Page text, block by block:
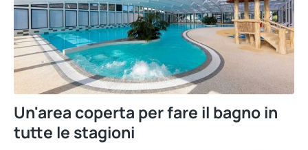
Un'area coperta per fare il bagno in
tutte le stagioni